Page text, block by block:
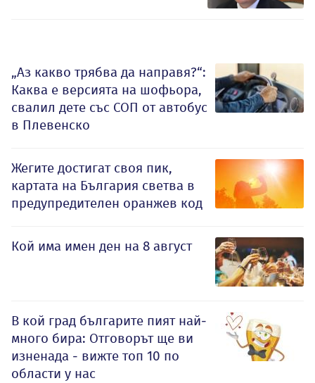
„Аз какво трябва да направя?“:
Каква е версията на шофьора,
свалил дете със СОП от автобус
в Плевенско
Жегите достигат своя пик,
картата на България светва в
предупредителен оранжев код
Кой има имен ден на 8 август
В кой град българите пият най-
много бира: Отговорът ще ви
изненада - вижте топ 10 по
области у нас